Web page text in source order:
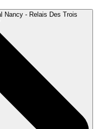
Nancy - Relais Des Trois